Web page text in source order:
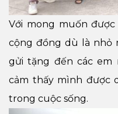
Với mong muốn
cộng đồng dù là nhỏ
gửi tặng đến các
cảm thấy mình được
trong cuộc sống.